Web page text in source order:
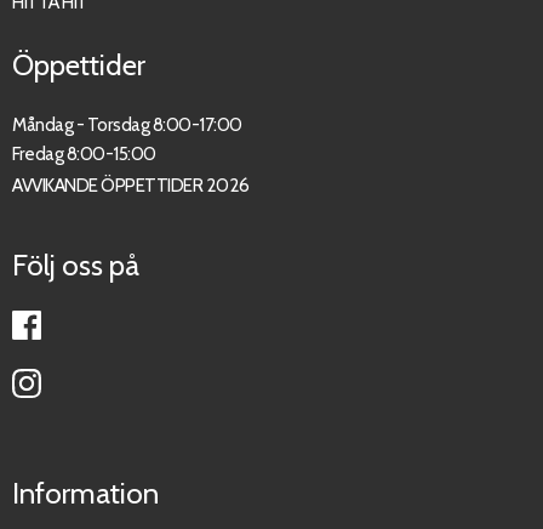
Öppettider
Måndag - Torsdag 8:00-17:00
Fredag 8:00-15:00
AVVIKANDE ÖPPETTIDER 2026
Följ oss på
Information